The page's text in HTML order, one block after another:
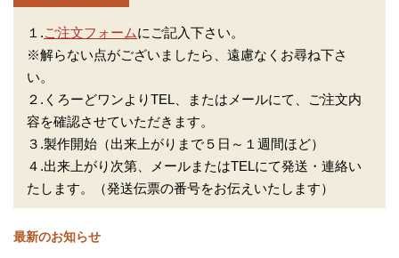
１.ご注文フォームにご記入下さい。
※解らない点がございましたら、遠慮なくお尋ね下さ
い。
２.くろーどワンよりTEL、またはメールにて、ご注文内
容を確認させていただきます。
３.製作開始（出来上がりまで５日～１週間ほど）
４.出来上がり次第、メールまたはTELにて発送・連絡い
たします。（発送伝票の番号をお伝えいたします）
最新のお知らせ